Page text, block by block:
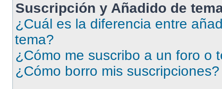
Suscripción y Añadido de
¿Cuál es la diferencia entre
tema?
¿Cómo me suscribo a un foro o
¿Cómo borro mis suscripciones?